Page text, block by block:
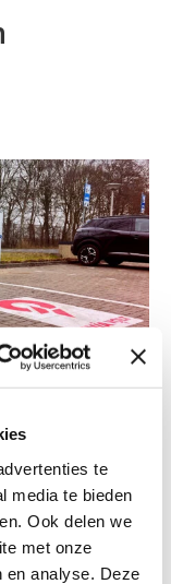
te
media te bieden
Ook delen we
met onze
en analyse. Deze
starten